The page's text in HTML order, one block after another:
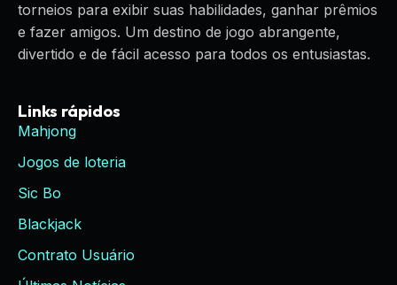
torneios para exibir suas habilidades, ganhar prêmios
e fazer amigos. Um destino de jogo abrangente,
divertido e de fácil acesso para todos os entusiastas.
Links rápidos
Mahjong
Jogos de loteria
Sic Bo
Blackjack
Contrato Usuário